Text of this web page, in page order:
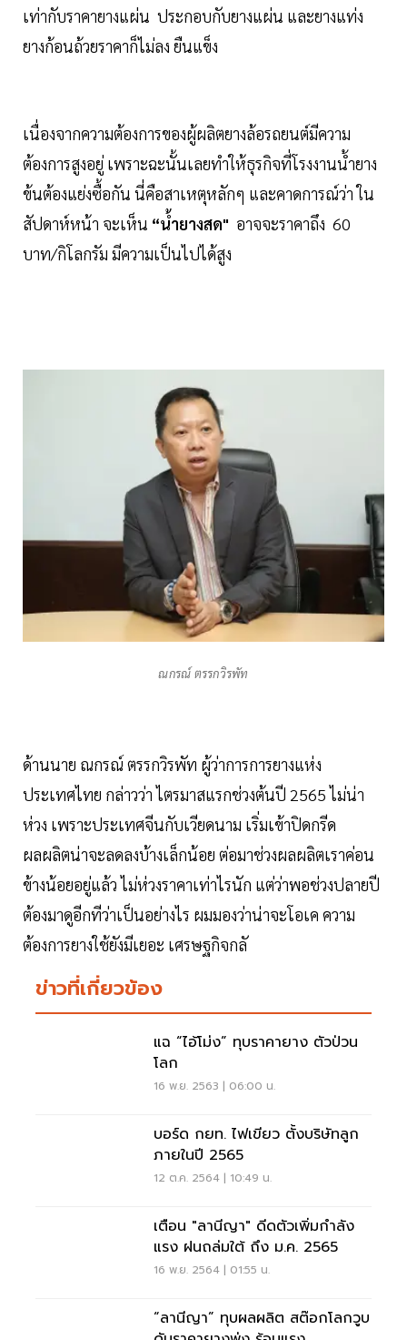
เท่ากับราคายางแผ่น ประกอบกับยางแผ่น และยางแท่ง
ยางก้อนถ้วยราคาก็ไม่ลง ยืนแข็ง
เนื่องจากความต้องการของผู้ผลิตยางล้อรถยนต์มีความ
ต้องการสูงอยู่ เพราะฉะนั้นเลยทำให้ธุรกิจที่โรงงานน้ำยาง
ข้นต้องแย่งซื้อกัน นี่คือสาเหตุหลักๆ และคาดการณ์ว่า ใน
สัปดาห์หน้า จะเห็น “น้ำยางสด" อาจจะราคาถึง 60
บาท/กิโลกรัม มีความเป็นไปได้สูง
ณกรณ์ ตรรกวิรพัท
ด้านนาย ณกรณ์ ตรรกวิรพัท ผู้ว่าการการยางแห่ง
ประเทศไทย กล่าวว่า ไตรมาสแรกช่วงต้นปี 2565 ไม่น่า
ห่วง เพราะประเทศจีนกับเวียดนาม เริ่มเข้าปิดกรีด
ผลผลิตน่าจะลดลงบ้างเล็กน้อย ต่อมาช่วงผลผลิตเราค่อน
ข้างน้อยอยู่แล้ว ไม่ห่วงราคาเท่าไรนัก แต่ว่าพอช่วงปลายปี
ต้องมาดูอีกทีว่าเป็นอย่างไร ผมมองว่าน่าจะโอเค ความ
ต้องการยางใช้ยังมีเยอะ เศรษฐกิจกลั
ข่าวที่เกี่ยวข้อง
แฉ “ไอ้โม่ง” ทุบราคายาง ตัวป่วน
โลก
16 พ.ย. 2563 | 06:00 น.
บอร์ด กยท. ไฟเขียว ตั้งบริษัทลูก
ภายในปี 2565
12 ต.ค. 2564 | 10:49 น.
เตือน "ลานีญา" ดีดตัวเพิ่มกำลัง
แรง ฝนถล่มใต้ ถึง ม.ค. 2565
16 พ.ย. 2564 | 01:55 น.
“ลานีญา” ทุบผลผลิต สต๊อกโลกวูบ